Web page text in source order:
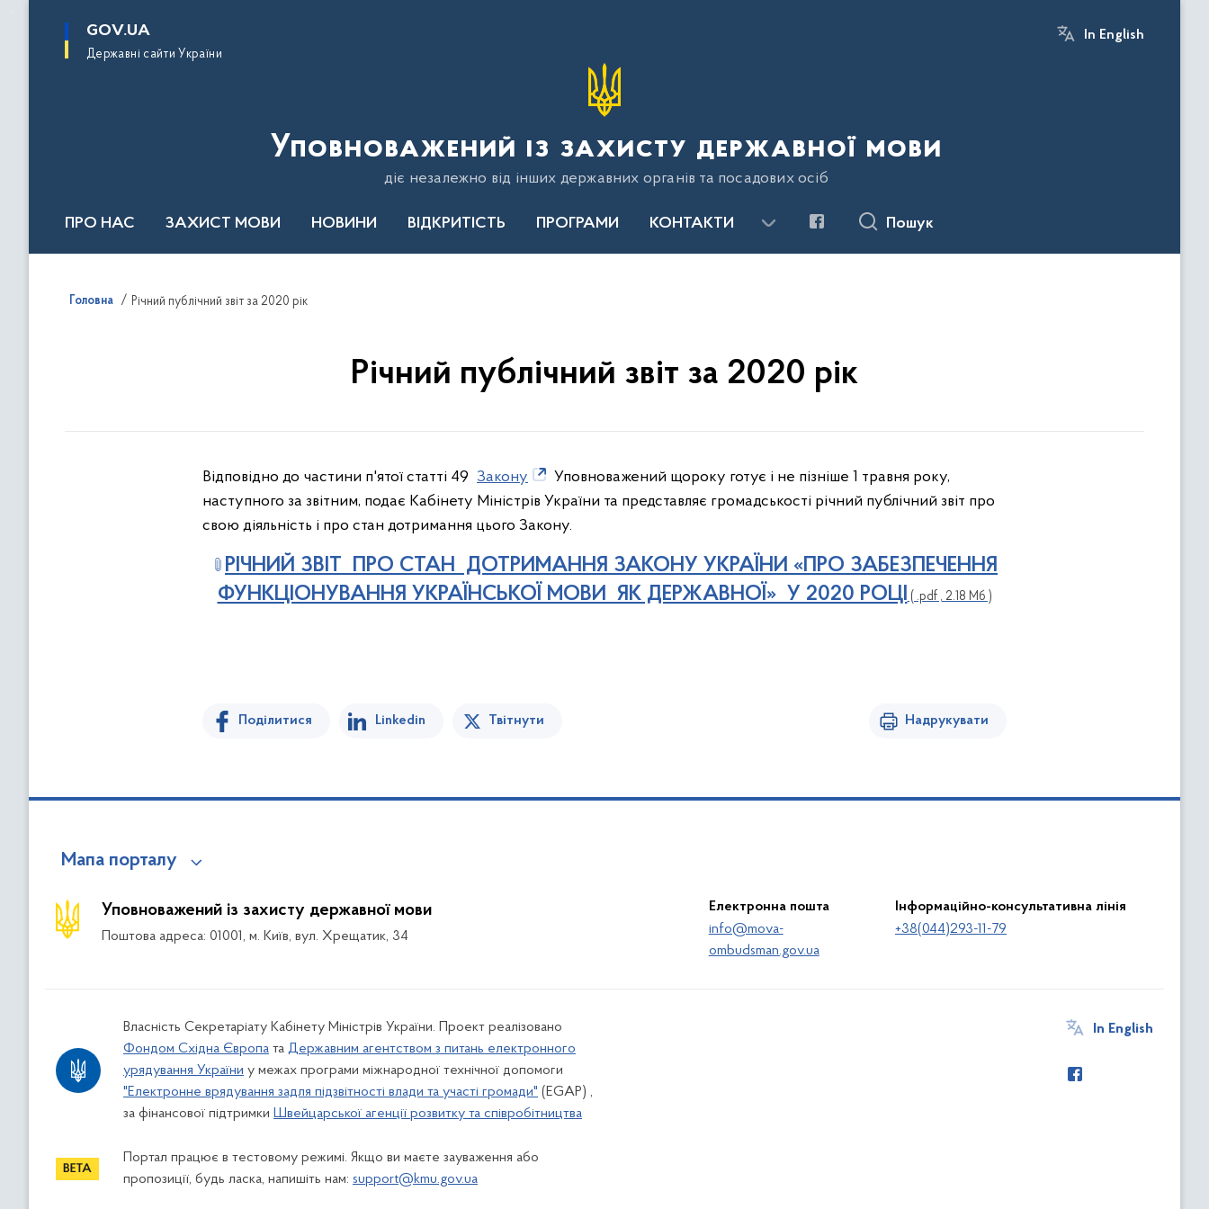
основного
GOV.UA
Державні сайти України
In English
Уповноважений із захисту державної мови
діє незалежно від інших державних органів та посадових осіб
ПРО НАС ЗАХИСТ МОВИ НОВИНИ ВІДКРИТІСТЬ ПРОГРАМИ КОНТАКТИ Пошук
Головна Річний публічний звіт за 2020 рік
Річний публічний звіт за 2020 рік
Відповідно до частини п'ятої статті 49 Закону
Уповноважений щороку готує і не пізніше 1 травня року,
наступного за звітним, подає Кабінету Міністрів України та представляє громадськості річний публічний звіт про
свою діяльність і про стан дотримання цього Закону.
РІЧНИЙ ЗВІТ ПРО СТАН ДОТРИМАННЯ ЗАКОНУ УКРАЇНИ «ПРО ЗАБЕЗПЕЧЕННЯ
ФУНКЦІОНУВАННЯ УКРАЇНСЬКОЇ МОВИ ЯК ДЕРЖАВНОЇ» У 2020 РОЦІ ( .pdf , 2.18 Мб )
Поділитися Linkedin Твітнути Надрукувати
Мапа порталу
Уповноважений із захисту державної мови
Поштова адреса: 01001, м. Київ, вул. Хрещатик, 34
Електронна пошта
info@mova-
ombudsman.gov.ua
Інформаційно-консультативна лінія
+38(044)293-11-79
Власність Секретаріату Кабінету Міністрів України. Проект реалізовано
Фондом Східна Європа та Державним агентством з питань електронного
урядування України у межах програми міжнародної технічної допомоги
"Електронне врядування задля підзвітності влади та участі громади" (EGAP) ,
за фінансової підтримки Швейцарської агенції розвитку та співробітництва
Портал працює в тестовому режимі. Якщо ви маєте зауваження або
пропозиції, будь ласка, напишіть нам: support@kmu.gov.ua
In English